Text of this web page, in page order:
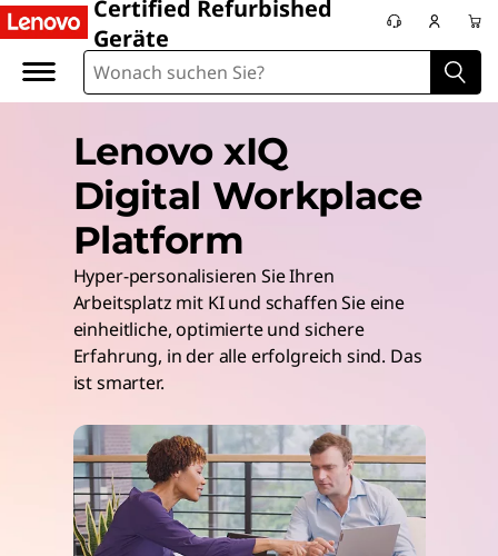
Certified Refurbished
Geräte
Lenovo xIQ
Digital Workplace
Platform
Hyper-personalisieren Sie Ihren
Arbeitsplatz mit KI und schaffen Sie eine
einheitliche, optimierte und sichere
Erfahrung, in der alle erfolgreich sind. Das
ist smarter.